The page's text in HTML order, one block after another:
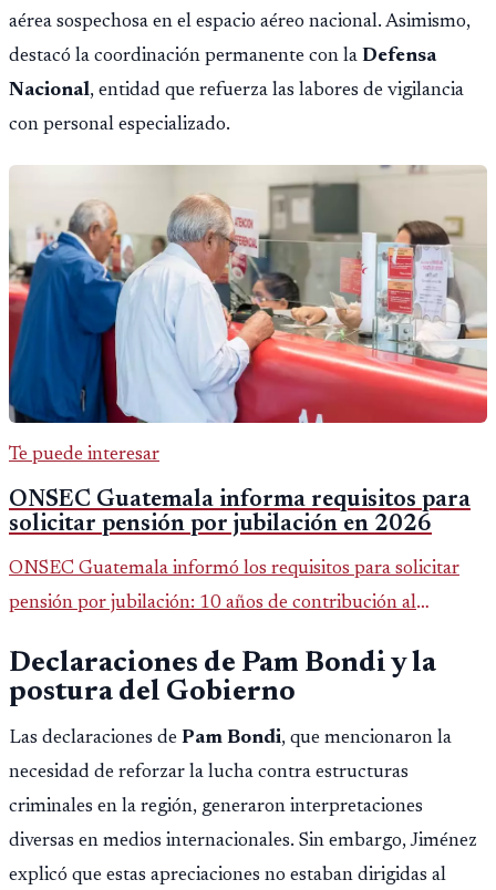
aérea sospechosa en el espacio aéreo nacional. Asimismo,
destacó la coordinación permanente con la Defensa
Nacional, entidad que refuerza las labores de vigilancia
con personal especializado.
Te puede interesar
ONSEC Guatemala informa requisitos para
solicitar pensión por jubilación en 2026
ONSEC Guatemala informó los requisitos para solicitar
pensión por jubilación: 10 años de contribución al
importar edad.
Declaraciones de Pam Bondi y la
postura del Gobierno
Las declaraciones de Pam Bondi, que mencionaron la
necesidad de reforzar la lucha contra estructuras
criminales en la región, generaron interpretaciones
diversas en medios internacionales. Sin embargo, Jiménez
explicó que estas apreciaciones no estaban dirigidas al